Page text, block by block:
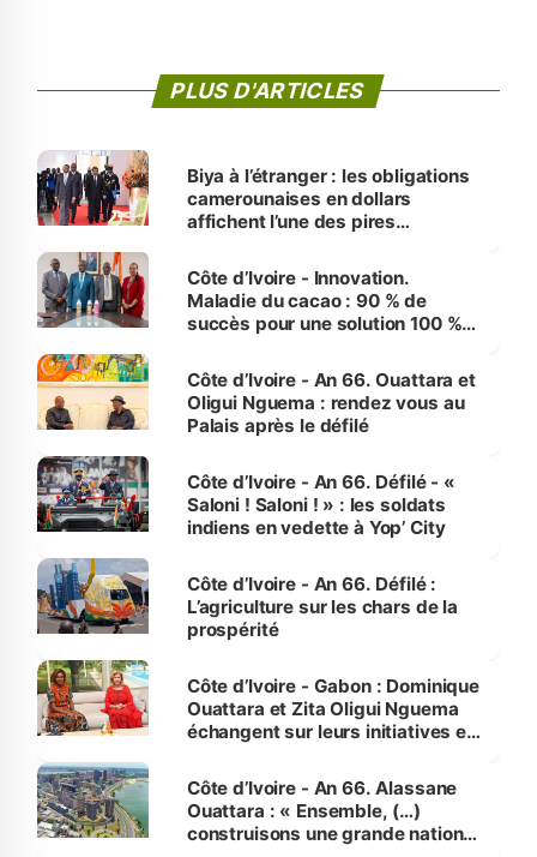
PLUS D'ARTICLES
Biya à l’étranger : les obligations
camerounaises en dollars
affichent l’une des pires
Côte d’Ivoire - Innovation.
Maladie du cacao : 90 % de
succès pour une solution 100 %
Côte d’Ivoire - An 66. Ouattara et
Oligui Nguema : rendez vous au
Palais après le défilé
Côte d’Ivoire - An 66. Défilé - «
Saloni ! Saloni ! » : les soldats
indiens en vedette à Yop’ City
Côte d’Ivoire - An 66. Défilé :
L’agriculture sur les chars de la
prospérité
Côte d’Ivoire - Gabon : Dominique
Ouattara et Zita Oligui Nguema
échangent sur leurs initiatives en
enfants
Côte d’Ivoire - An 66. Alassane
Ouattara : « Ensemble, (…)
construisons une grande nation